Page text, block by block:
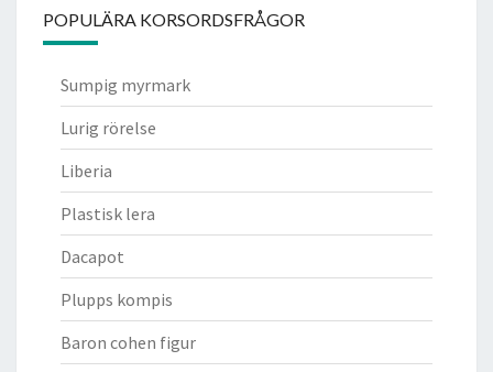
POPULÄRA KORSORDSFRÅGOR
Sumpig myrmark
Lurig rörelse
Liberia
Plastisk lera
Dacapot
Plupps kompis
Baron cohen figur